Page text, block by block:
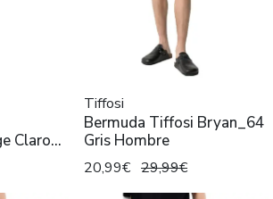
Claro
Tiffosi
Bermuda Tiffosi Bryan_64
Gris Hombre
20,99€ 29,99€